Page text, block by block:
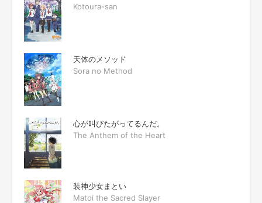
Kotoura-san
天体のメソッド
Sora no Method
心が叫びたがってるんだ。
The Anthem of the Heart
装神少女まとい
Matoi the Sacred Slayer